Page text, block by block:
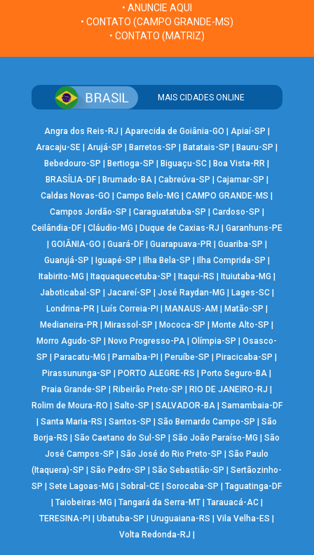
• ANUNCIE AQUI
• CONTATO (CAMPO GRANDE-MS)
• CONTATO (MATRIZ)
MAIS CIDADES ONLINE
Angra dos Reis-RJ Aparecida de Goiânia-GO Apiaí-SP
Aracaju-SE |Arujá-SP Barretos-SP Batatais-SP Bauru-SP
Bebedouro-SP
Bertioga-SP Biguaçu-SC Boa Vista-RR
BRASÍLIA-DF| Brumado-BA| Cabreúva-SP Cajamar-SP
Caldas Novas-GO
|Campo Belo-MG |CAMPO GRANDE-MS
Campos Jordão-SP
Caraguatatuba-SP Cardoso-SP
Ceilândia-DF| Cláudio-MG Duque de Caxias-RJ
Garanhuns-PE
GOIÂNIA-GO Guará-DF| Guarapuava-PR| Guariba-SP
Guarujá-SP
Iguapé-SP Ilha Bela-SP Ilha Comprida-SP
Itabirito-MG
Itaquaquecetuba-SP Itaqui-RS Ituiutaba-MG
Jaboticabal-SP
Jacareí-SP José Raydan-MG Lages-SC|
Londrina-PR| Luís Correia-PI MANAUS-AM Matão-SP
Medianeira-PR
Mirassol-SP Mococa-SP Monte Alto-SP
Morro Agudo-SP
Novo Progresso-PA |Olímpia-SP |Osasco-
SP
Paracatu-MG Parnaíba-PI Peruíbe-SP Piracicaba-SP
Pirassununga-SP
PORTO ALEGRE-RS Porto Seguro-BA
Praia Grande-SP
Ribeirão Preto-SP RIO DE JANEIRO-RJ
Rolim de Moura-RO
Salto-SP SALVADOR-BA| Samambaia-DF
|Santa Maria-RS |Santos-SP |São Bernardo Campo-SP |São
Borja-RS
|São Caetano do Sul-SP |São João Paraíso-MG |São
José Campos-SP
|São José do Rio Preto-SP |São Paulo
(Itaquera)-SP
|São Pedro-SP |São Sebastião-SP |Sertãozinho-
SP
|Sete Lagoas-MG |Sobral-CE |Sorocaba-SP |Taguatinga-DF
Taiobeiras-MG Tangará da Serra-MT| Tarauacá-AC|
TERESINA-PI
|Ubatuba-SP |Uruguaiana-RS |Vila Velha-ES
Volta Redonda-RJ